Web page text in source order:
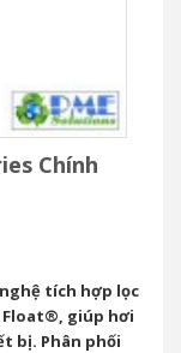
Chính
nghệ tích hợp lọc
Float®, giúp hơi
bị. Phân phối